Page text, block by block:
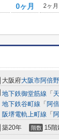
0ヶ月 2ヶ月
大阪府大阪市阿倍
地下鉄御堂筋線 「
地下鉄谷町線 「 阿
阪堺電軌上町線 「
築20年 階数 15階